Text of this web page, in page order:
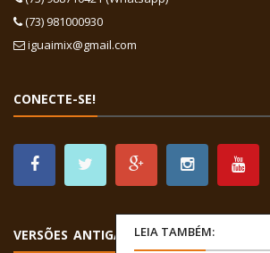
LEIA TAMBÉM:
(73) 981000930
iguaimix@gmail.com
CONECTE-SE!
VERSÕES ANTIGAS